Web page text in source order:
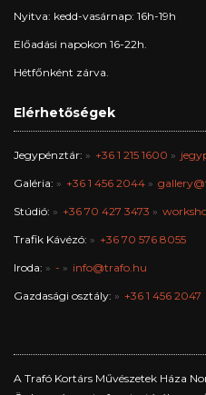
Nyitva: kedd-vasárnap: 16h-19h
Előadási napokon 16-22h.
Hétfőnként zárva.
Elérhetőségek
Jegypénztár: +36 1 215 1600
Galéria: +36 1 456 2044
Stúdió: +36 70 427 3473
Trafik Kávézó: +36 70 576 8055
Iroda: - info@trafo.hu
Gazdasági osztály: +36 1 456 2047
A Trafó Kortárs Művészetek Háza